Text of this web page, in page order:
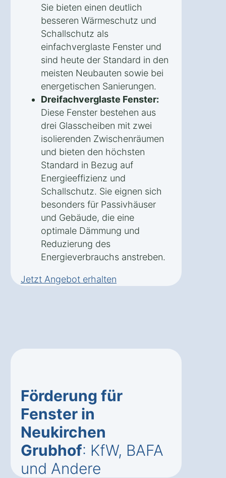
Sie bieten einen deutlich
besseren Wärmeschutz und
Schallschutz als
einfachverglaste Fenster und
sind heute der Standard in den
meisten Neubauten sowie bei
energetischen Sanierungen.
Dreifachverglaste Fenster:
Diese Fenster bestehen aus
drei Glasscheiben mit zwei
isolierenden Zwischenräumen
und bieten den höchsten
Standard in Bezug auf
Energieeffizienz und
Schallschutz. Sie eignen sich
besonders für Passivhäuser
und Gebäude, die eine
optimale Dämmung und
Reduzierung des
Energieverbrauchs anstreben.
Jetzt Angebot erhalten
Förderung für
Fenster in
Neukirchen
Grubhof: KfW, BAFA
und Andere